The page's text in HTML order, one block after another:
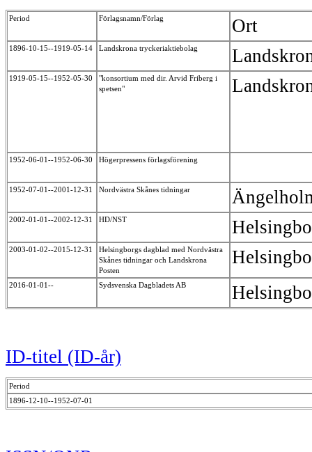
Period Förlagsnamn/Förlag Ort
1896-10-15--1919-05-14 Landskrona tryckeriaktiebolag
1919-05-15--1952-05-30
"konsortium med dir. Arvid Friberg i
spetsen"
1952-06-01--1952-06-30 Högerpressens förlagsförening
1952-07-01--2001-12-31 Nordvästra Skånes tidningar
2002-01-01--2002-12-31 HD/NST
2003-01-02--2015-12-31
Helsingborgs dagblad med Nordvästra
Skånes tidningar och Landskrona
Posten
2016-01-01-- Sydsvenska Dagbladets AB
ID-titel (ID-år)
Period
1896-12-10--1952-07-01